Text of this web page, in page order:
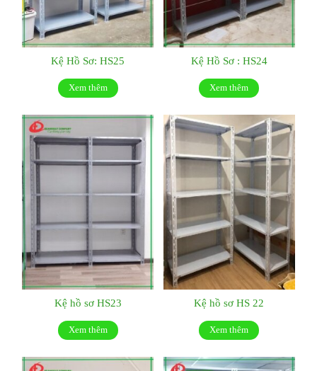
Kệ Hồ Sơ: HS25
Xem thêm
Kệ Hồ Sơ : HS24
Xem thêm
Kệ hồ sơ HS23
Xem thêm
Kệ hồ sơ HS 22
Xem thêm